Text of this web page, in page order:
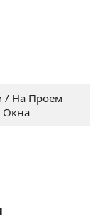
/ На Проем
Окна